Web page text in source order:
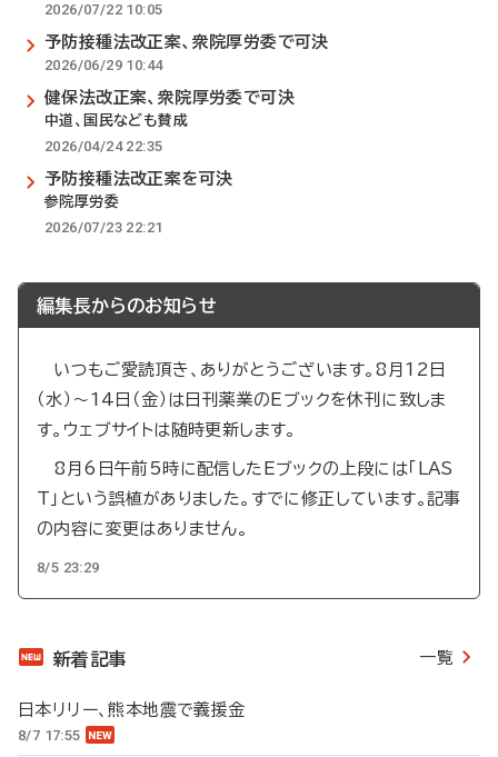
2026/07/22 10:05
予防接種法改正案、衆院厚労委で可決
2026/06/29 10:44
健保法改正案、衆院厚労委で可決
中道、国民なども賛成
2026/04/24 22:35
予防接種法改正案を可決
参院厚労委
2026/07/23 22:21
編集長からのお知らせ
いつもご愛読頂き、ありがとうございます。8月12日
（水）～14日（金）は日刊薬業のEブックを休刊に致しま
す。ウェブサイトは随時更新します。
8月6日午前5時に配信したEブックの上段には「LAS
T」という誤植がありました。すでに修正しています。記事
の内容に変更はありません。
8/5 23:29
新着記事 一覧
日本リリー、熊本地震で義援金
8/7 17:55